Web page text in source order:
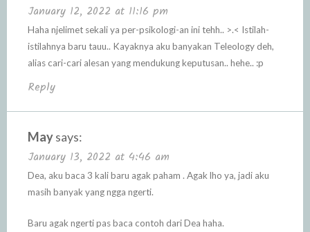
January 12, 2022 at 11:16 pm
Haha njelimet sekali ya per-psikologi-an ini tehh.. >.< Istilah-
istilahnya baru tauu.. Kayaknya aku banyakan Teleology deh,
alias cari-cari alesan yang mendukung keputusan.. hehe.. :p
Reply
Maysays:
January 13, 2022 at 4:46 am
Dea, aku baca 3 kali baru agak paham . Agak lho ya, jadi aku
masih banyak yang ngga ngerti.
Baru agak ngerti pas baca contoh dari Dea haha.